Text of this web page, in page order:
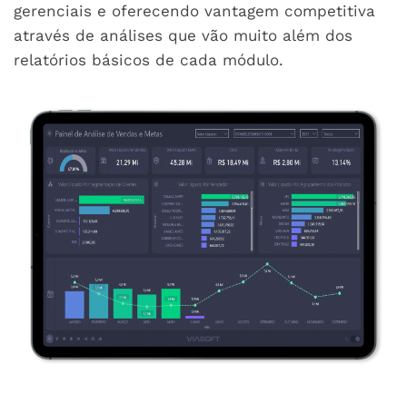
gerenciais e oferecendo vantagem competitiva
através de análises que vão muito além dos
relatórios básicos de cada módulo.